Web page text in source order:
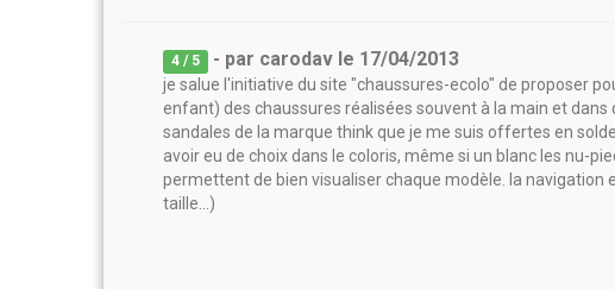
4 / 5 - par carodav le 17/04/2013
je salue l'initiative du site "chaussures-ecolo" de proposer
enfant) des chaussures réalisées souvent à la main et
sandales de la marque think que je me suis offertes en
avoir eu de choix dans le coloris, même si un blanc les nu-
permettent de bien visualiser chaque modèle. la navigation
taille...)